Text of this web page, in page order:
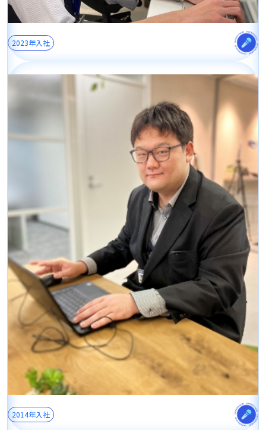
2023年入社
2014年入社